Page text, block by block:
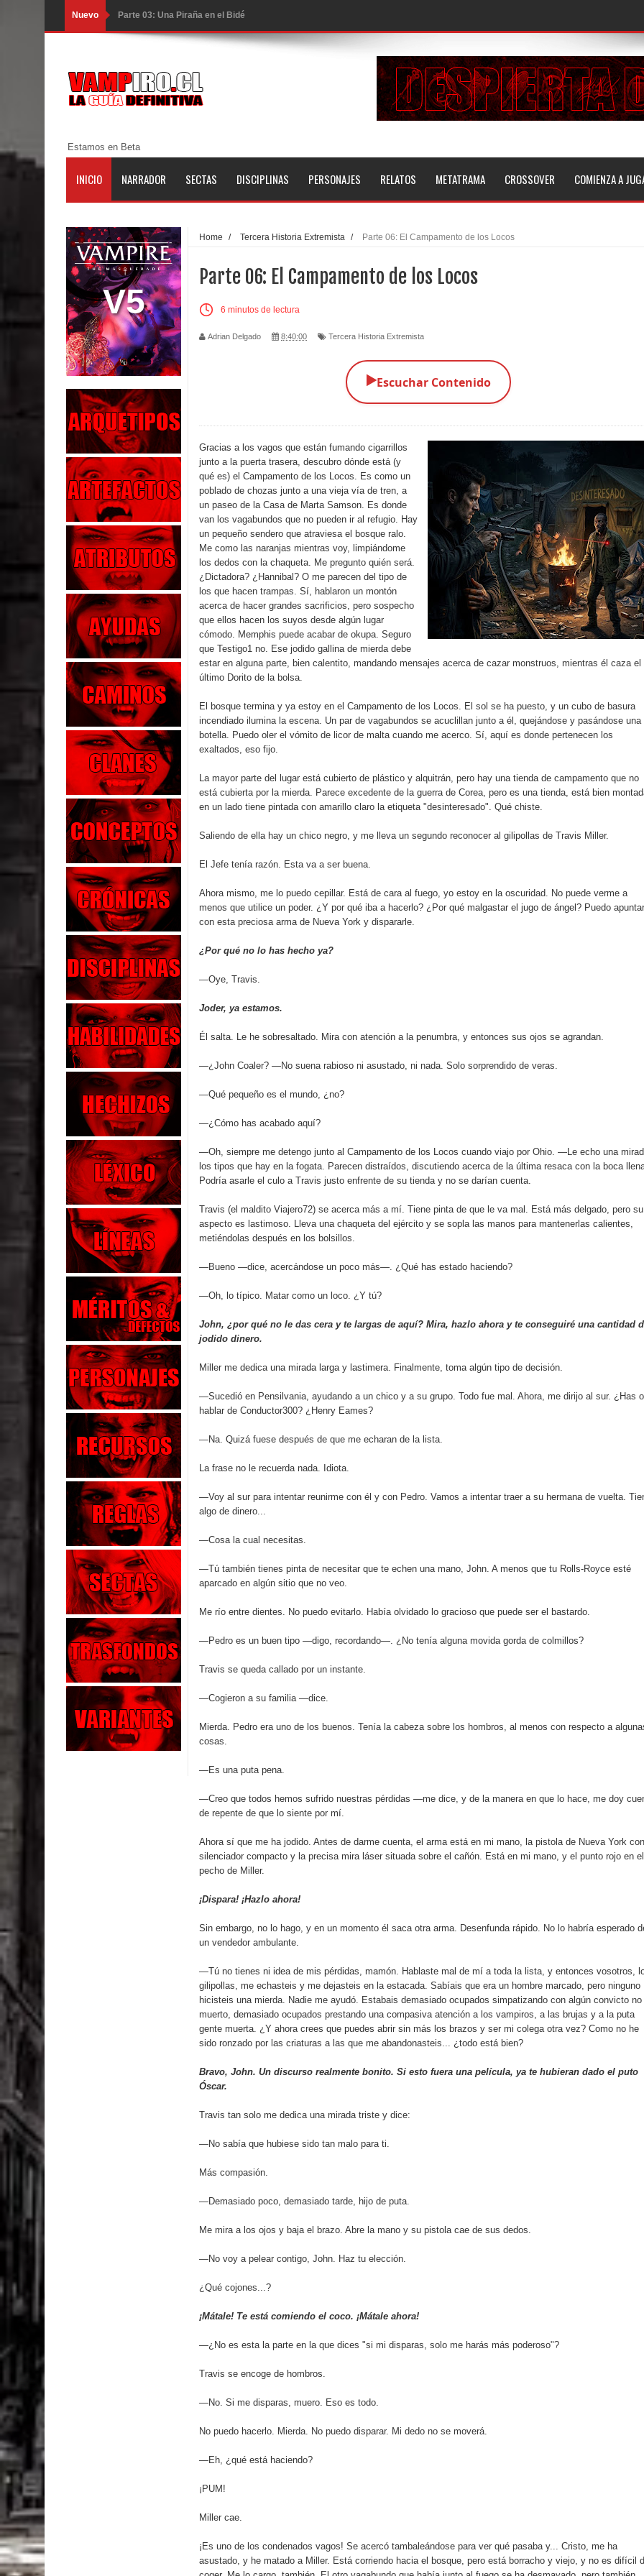
Nuevo Parte 03: Una Piraña en el Bidé
Parte 02: Los Muertos Gobiernan a los Vivos
Parte 01: Escondido a Plena Luz
Parte 02: El Enemigo de mi Enemigo
Parte 03: La Traición
Parte 02: Vuelve el Hijo Prodigo
Parte 01: El Comienzo
Parte 01: El Enemigo Interior
Exaltados y Muertos Vivientes
Los Muertos se Levantan (Relato)
Los Monstruos más Buscados
Alma
El Destructor
El Buscador
El Pueblo Protegido
Parte 05: Sitiados
Parte 04: Se Descubre el Pastel
Estamos en Beta
INICIO NARRADOR SECTAS DISCIPLINAS PERSONAJES RELATOS METATRAMA CROSSOVER COMIENZA A
V5
Home / Tercera Historia Extremista / Parte 06: El Campamento de los Locos
Parte 06: El Campamento de los Locos
6 minutos de lectura
Adrian Delgado 8:40:00 Tercera Historia Extremista
▶️Escuchar Contenido
Gracias a los vagos que están fumando cigarrillos
junto a la puerta trasera, descubro dónde está (y
qué es) el Campamento de los Locos. Es como un
poblado de chozas junto a una vieja vía de tren, a
un paseo de la Casa de Marta Samson. Es donde
van los vagabundos que no pueden ir al refugio. Hay
un pequeño sendero que atraviesa el bosque ralo.
Me como las naranjas mientras voy, limpiándome
los dedos con la chaqueta. Me pregunto quién será.
¿Dictadora? ¿Hannibal? O me parecen del tipo de
los que hacen trampas. Sí, hablaron un montón
acerca de hacer grandes sacrificios, pero sospecho
que ellos hacen los suyos desde algún lugar
cómodo. Memphis puede acabar de okupa. Seguro
que Testigo1 no. Ese jodido gallina de mierda debe
estar en alguna parte, bien calentito, mandando mensajes acerca de cazar monstruos, mientras él caza el
último Dorito de la bolsa.
El bosque termina y ya estoy en el Campamento de los Locos. El sol se ha puesto, y un cubo de basura
incendiado ilumina la escena. Un par de vagabundos se acuclillan junto a él, quejándose y pasándose una
botella. Puedo oler el vómito de licor de malta cuando me acerco. Sí, aquí es donde pertenecen los
exaltados, eso fijo.
La mayor parte del lugar está cubierto de plástico y alquitrán, pero hay una tienda de campamento que no
está cubierta por la mierda. Parece excedente de la guerra de Corea, pero es una tienda, está bien
en un lado tiene pintada con amarillo claro la etiqueta "desinteresado". Qué chiste.
Saliendo de ella hay un chico negro, y me lleva un segundo reconocer al gilipollas de Travis Miller.
El Jefe tenía razón. Esta va a ser buena.
Ahora mismo, me lo puedo cepillar. Está de cara al fuego, yo estoy en la oscuridad. No puede verme a
menos que utilice un poder. ¿Y por qué iba a hacerlo? ¿Por qué malgastar el jugo de ángel? Puedo apuntar
con esta preciosa arma de Nueva York y dispararle.
¿Por qué no lo has hecho ya?
—Oye, Travis.
Joder, ya estamos.
Él salta. Le he sobresaltado. Mira con atención a la penumbra, y entonces sus ojos se agrandan.
—¿John Coaler? —No suena rabioso ni asustado, ni nada. Solo sorprendido de veras.
—Qué pequeño es el mundo, ¿no?
—¿Cómo has acabado aquí?
—Oh, siempre me detengo junto al Campamento de los Locos cuando viajo por Ohio. —Le echo una
los tipos que hay en la fogata. Parecen distraídos, discutiendo acerca de la última resaca con la boca
Podría asarle el culo a Travis justo enfrente de su tienda y no se darían cuenta.
Travis (el maldito Viajero72) se acerca más a mí. Tiene pinta de que le va mal. Está más delgado, pero su
aspecto es lastimoso. Lleva una chaqueta del ejército y se sopla las manos para mantenerlas calientes,
metiéndolas después en los bolsillos.
—Bueno —dice, acercándose un poco más—. ¿Qué has estado haciendo?
—Oh, lo típico. Matar como un loco. ¿Y tú?
John, ¿por qué no le das cera y te largas de aquí? Mira, hazlo ahora y te conseguiré una cantidad
jodido dinero.
Miller me dedica una mirada larga y lastimera. Finalmente, toma algún tipo de decisión.
—Sucedió en Pensilvania, ayudando a un chico y a su grupo. Todo fue mal. Ahora, me dirijo al sur. ¿Has
hablar de Conductor300? ¿Henry Eames?
—Na. Quizá fuese después de que me echaran de la lista.
La frase no le recuerda nada. Idiota.
—Voy al sur para intentar reunirme con él y con Pedro. Vamos a intentar traer a su hermana de vuelta.
algo de dinero...
—Cosa la cual necesitas.
—Tú también tienes pinta de necesitar que te echen una mano, John. A menos que tu Rolls-Royce esté
aparcado en algún sitio que no veo.
Me río entre dientes. No puedo evitarlo. Había olvidado lo gracioso que puede ser el bastardo.
—Pedro es un buen tipo —digo, recordando—. ¿No tenía alguna movida gorda de colmillos?
Travis se queda callado por un instante.
—Cogieron a su familia —dice.
Mierda. Pedro era uno de los buenos. Tenía la cabeza sobre los hombros, al menos con respecto a
cosas.
—Es una puta pena.
—Creo que todos hemos sufrido nuestras pérdidas —me dice, y de la manera en que lo hace, me doy
de repente de que lo siente por mí.
Ahora sí que me ha jodido. Antes de darme cuenta, el arma está en mi mano, la pistola de Nueva York
silenciador compacto y la precisa mira láser situada sobre el cañón. Está en mi mano, y el punto rojo en el
pecho de Miller.
¡Dispara! ¡Hazlo ahora!
Sin embargo, no lo hago, y en un momento él saca otra arma. Desenfunda rápido. No lo habría esperado
un vendedor ambulante.
—Tú no tienes ni idea de mis pérdidas, mamón. Hablaste mal de mí a toda la lista, y entonces vosotros,
gilipollas, me echasteis y me dejasteis en la estacada. Sabíais que era un hombre marcado, pero ninguno
hicisteis una mierda. Nadie me ayudó. Estabais demasiado ocupados simpatizando con algún convicto no
muerto, demasiado ocupados prestando una compasiva atención a los vampiros, a las brujas y a la puta
gente muerta. ¿Y ahora crees que puedes abrir sin más los brazos y ser mi colega otra vez? Como no he
sido ronzado por las criaturas a las que me abandonasteis... ¿todo está bien?
Bravo, John. Un discurso realmente bonito. Si esto fuera una película, ya te hubieran dado el puto
Óscar.
Travis tan solo me dedica una mirada triste y dice:
—No sabía que hubiese sido tan malo para ti.
Más compasión.
—Demasiado poco, demasiado tarde, hijo de puta.
Me mira a los ojos y baja el brazo. Abre la mano y su pistola cae de sus dedos.
—No voy a pelear contigo, John. Haz tu elección.
¿Qué cojones...?
¡Mátale! Te está comiendo el coco. ¡Mátale ahora!
—¿No es esta la parte en la que dices "si mi disparas, solo me harás más poderoso"?
Travis se encoge de hombros.
—No. Si me disparas, muero. Eso es todo.
No puedo hacerlo. Mierda. No puedo disparar. Mi dedo no se moverá.
—Eh, ¿qué está haciendo?
¡PUM!
Miller cae.
¡Es uno de los condenados vagos! Se acercó tambaleándose para ver qué pasaba y... Cristo, me ha
asustado, y he matado a Miller. Está corriendo hacia el bosque, pero está borracho y viejo, y no es difícil